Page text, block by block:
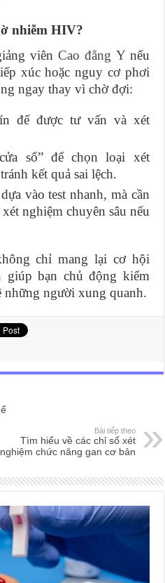
nhiễm HIV?
viênCao đẳng Ynếu
xúc hoặc nguy cơ phơi
ngay thay vì chờ đợi:
để được tư vấn và xét
sổ” để chọn loại xét
kết quả sai lệch.
vào test nhanh, mà cần
nghiệm chuyên sâu nếu
chỉ mang lại cơ hội
bạn chủ động kiểm
những người xung quanh.
Bài tiếp theo
Tìm hiểu về các chỉ số xét
nghiệm chức năng gan cơ bản